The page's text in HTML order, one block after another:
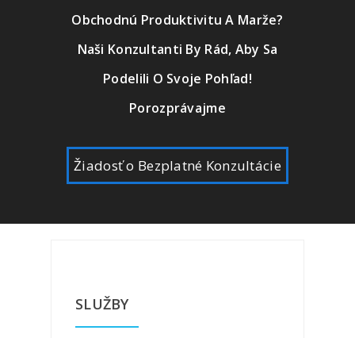
Obchodnú Produktivitu A Marže?
Naši Konzultanti By Rád, Aby Sa
Podelili O Svoje Pohľad!
Porozprávajme
Žiadosť o Bezplatné Konzultácie
SLUŽBY